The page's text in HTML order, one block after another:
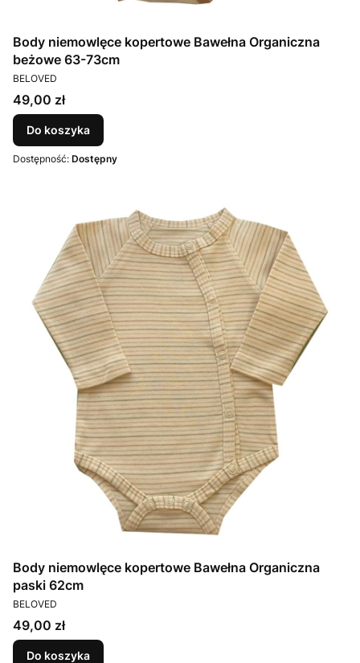
Body niemowlęce kopertowe Bawełna Organiczna
beżowe 63-73cm
PRODUCENT
BELOVED
Cena
49,00 zł
Do koszyka
Dostępność: Dostępny
Body niemowlęce kopertowe Bawełna Organiczna
paski 62cm
PRODUCENT
BELOVED
Cena
49,00 zł
Do koszyka